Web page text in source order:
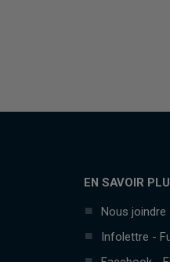
EN SAVOIR
Nous joindre
Infolettre -